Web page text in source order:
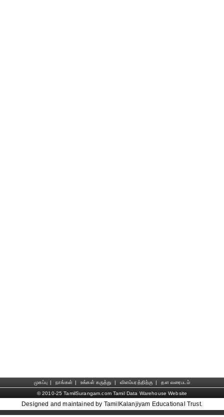
முகப்பு | நாங்கள் | உங்கள் கருத்து | விளம்பரத்திற்கு |
தள வரைபடம்
© 2010-25 TamilSurangam.com Tamil Data Warehouse Website
Designed and maintained by TamilKalanjiyam Educational Trust.